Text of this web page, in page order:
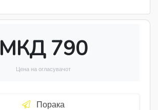
МКД 790
Цена на огласувачот
Порака